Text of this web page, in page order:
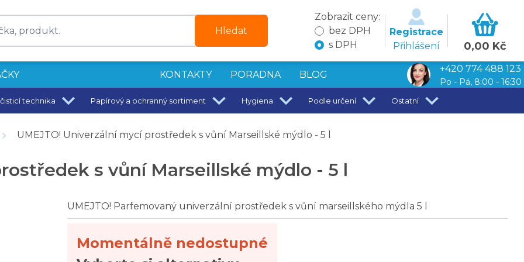
Hledat
Zobrazit ceny:
bez DPH
s DPH
Registrace
Přihlášení
0,00 Kč
KONTAKTY PORADNA BLOG
+420 774 488 123
Po - Pá, 8:00 - 16:30
technika Papírový a ochranný sortiment Hygiena Podle určení Ostatní
UMEJTO! Univerzální mycí prostředek s vůní Marseillské mýdlo - 5 l
s vůní Marseillské mýdlo - 5 l
UMEJTO! Parfemovaný univerzální prostředek s vůní marseillského mýdla 5 l
Momentálně nedostupné